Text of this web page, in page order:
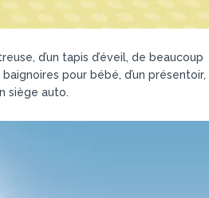
d’un tapis d’éveil, de beaucoup
pour bébé, d’un présentoir,
siège auto.